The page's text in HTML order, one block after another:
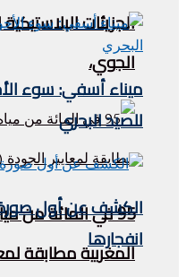
الجزيئات
الجوي،
95 في المائة من
المغربية مطابقة
ميناء أسفي: سوء
للصيد البحري
الكشف عن أول صورة
انفجارها